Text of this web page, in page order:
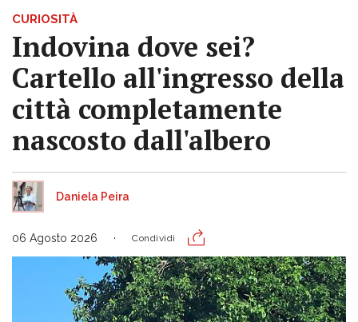
CURIOSITÀ
Indovina dove sei?
Cartello all'ingresso della
città completamente
nascosto dall'albero
Daniela Peira
06 Agosto 2026 Condividi